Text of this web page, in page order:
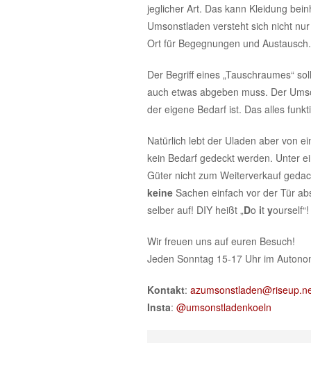
jeglicher Art. Das kann Kleidung
Umsonstladen versteht sich nicht
Ort für Begegnungen und Austausch.
Der Begriff eines „Tauschraumes“
auch etwas abgeben muss. Der
der eigene Bedarf ist. Das alles
Natürlich lebt der Uladen aber von
kein Bedarf gedeckt werden. Unter
Güter nicht zum Weiterverkauf
keine Sachen einfach vor der Tür
selber auf! DIY heißt „Do it yourself“!
Wir freuen uns auf euren Besuch!
Jeden Sonntag 15-17 Uhr im
Kontakt:
Insta: @umsonstladenkoeln